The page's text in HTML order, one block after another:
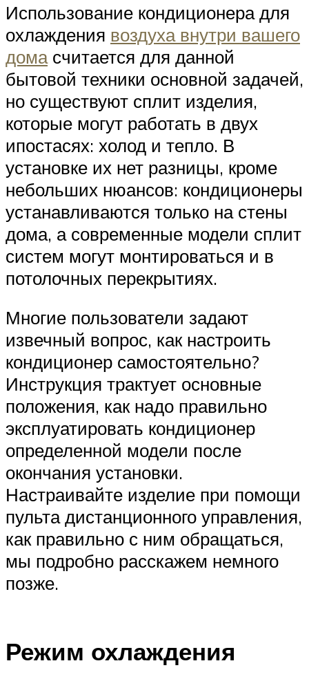
Использование кондиционера для
охлаждения воздуха внутри вашего
домасчитается для данной
бытовой техники основной задачей,
но существуют сплит изделия,
которые могут работать в двух
ипостасях: холод и тепло. В
установке их нет разницы, кроме
небольших нюансов: кондиционеры
устанавливаются только на стены
дома, а современные модели сплит
систем могут монтироваться и в
потолочных перекрытиях.
Многие пользователи задают
извечный вопрос, как настроить
кондиционер самостоятельно?
Инструкция трактует основные
положения, как надо правильно
эксплуатировать кондиционер
определенной модели после
окончания установки.
Настраивайте изделие при помощи
пульта дистанционного управления,
как правильно с ним обращаться,
мы подробно расскажем немного
позже.
Режим охлаждения